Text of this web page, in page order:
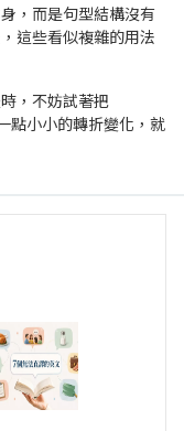
，而是句型結構沒有
這些看似複雜的用法
，不妨試著把
點小小的轉折變化，就